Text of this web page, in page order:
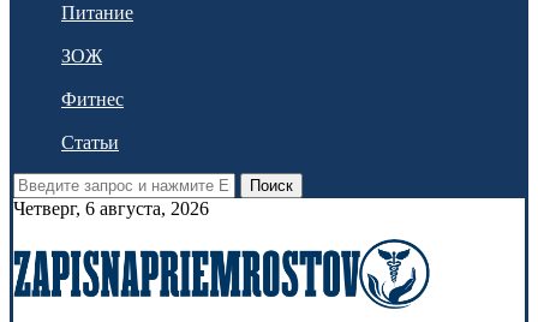
Питание
ЗОЖ
Фитнес
Статьи
Поиск
Четверг, 6 августа, 2026